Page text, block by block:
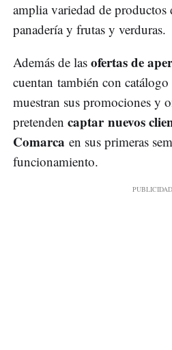
amplia variedad de productos
panadería y frutas y verduras.
Además de las ofertas de
cuentan también con
muestran sus promociones y
pretenden captar nuevos
Comarca en sus primeras
funcionamiento.